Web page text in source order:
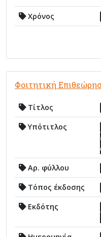
Χρόνος
Φοιτητική
Τίτλος
Υπότιτλος
Αρ. φύλλου
Τόπος έκδοσης
Εκδότης